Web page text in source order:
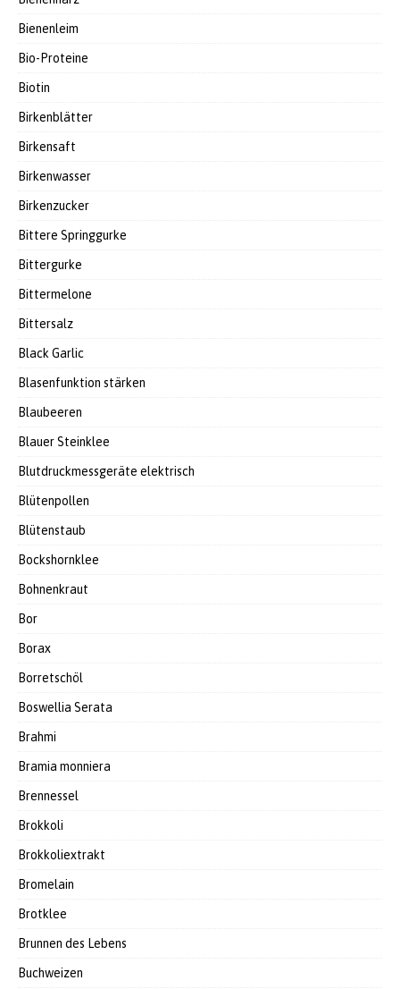
Bienenleim
Bio-Proteine
Biotin
Birkenblätter
Birkensaft
Birkenwasser
Birkenzucker
Bittere Springgurke
Bittergurke
Bittermelone
Bittersalz
Black Garlic
Blasenfunktion stärken
Blaubeeren
Blauer Steinklee
Blutdruckmessgeräte elektrisch
Blütenpollen
Blütenstaub
Bockshornklee
Bohnenkraut
Bor
Borax
Borretschöl
Boswellia Serata
Brahmi
Bramia monniera
Brennessel
Brokkoli
Brokkoliextrakt
Bromelain
Brotklee
Brunnen des Lebens
Buchweizen